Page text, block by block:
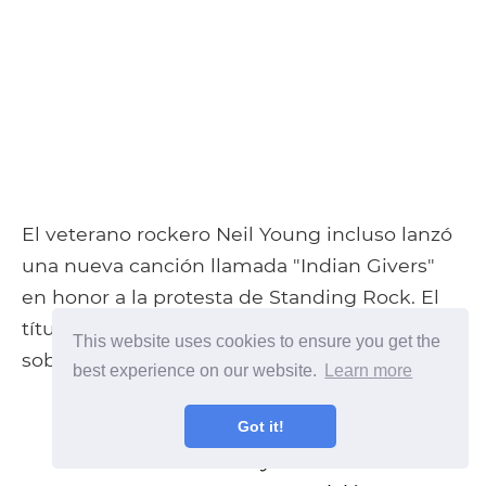
This website uses cookies to ensure you get the
best experience on our website.
Learn more
Got it!
El veterano rockero Neil Young incluso lanzó
una nueva canción llamada "Indian Givers"
en honor a la protesta de Standing Rock. El
título de la canción es una obra de teatro
sobre el insulto racial. La letra dice:
Hay una batalla en la tierra sagrada